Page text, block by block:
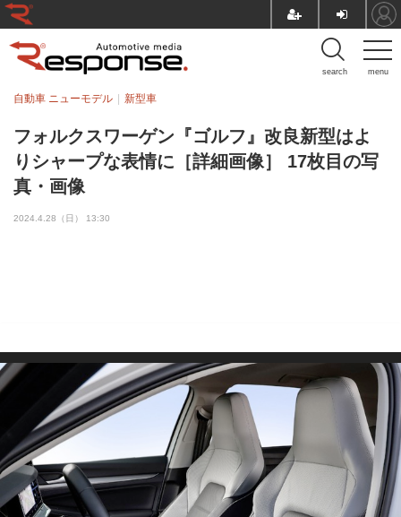
menu
search
フォルクスワーゲン『ゴルフ』改良新型はよ
りシャープな表情に［詳細画像］ 17枚目の写
真・画像
自動車 ニューモデル 新型車
2024.4.28（日） 13:30